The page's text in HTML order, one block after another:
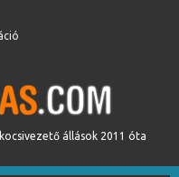
állások 2011 óta